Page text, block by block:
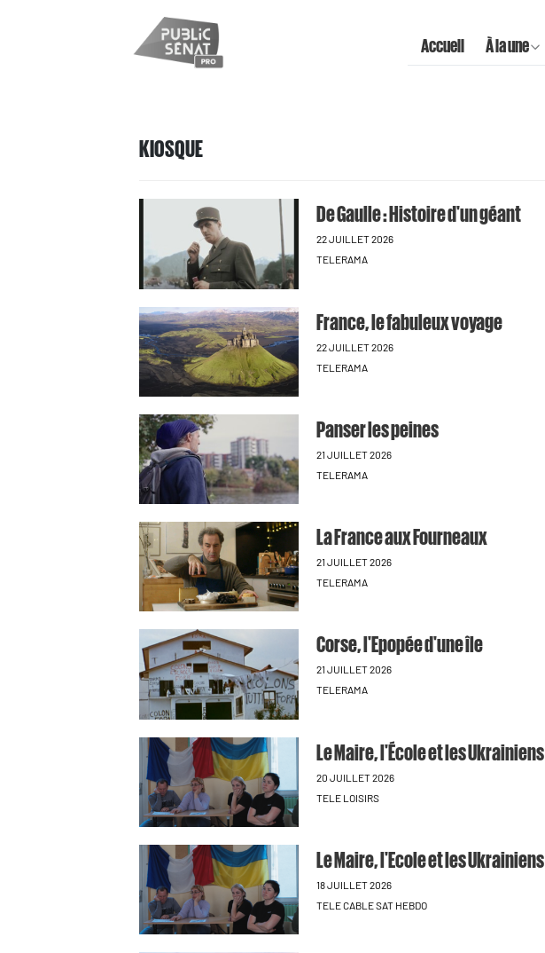
Accueil À la une
KIOSQUE
De Gaulle : Histoire d'un géant
22 JUILLET 2026
TELERAMA
France, le fabuleux voyage
22 JUILLET 2026
TELERAMA
Panser les peines
21 JUILLET 2026
TELERAMA
La France aux Fourneaux
21 JUILLET 2026
TELERAMA
Corse, l'Epopée d'une île
21 JUILLET 2026
TELERAMA
Le Maire, l'École et les Ukrainiens
20 JUILLET 2026
TELE LOISIRS
Le Maire, l'Ecole et les Ukrainiens
18 JUILLET 2026
TELE CABLE SAT HEBDO